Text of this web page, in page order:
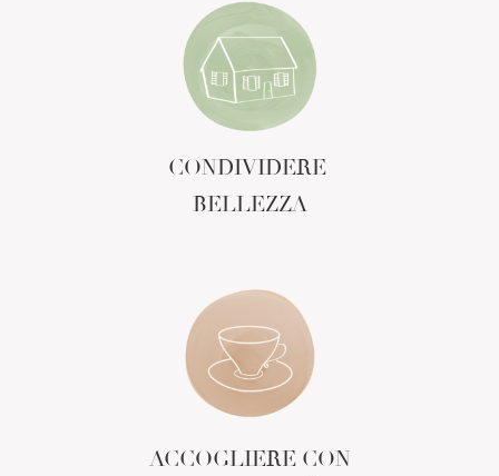
CONDIVIDERE
BELLEZZA
ACCOGLIERE CON